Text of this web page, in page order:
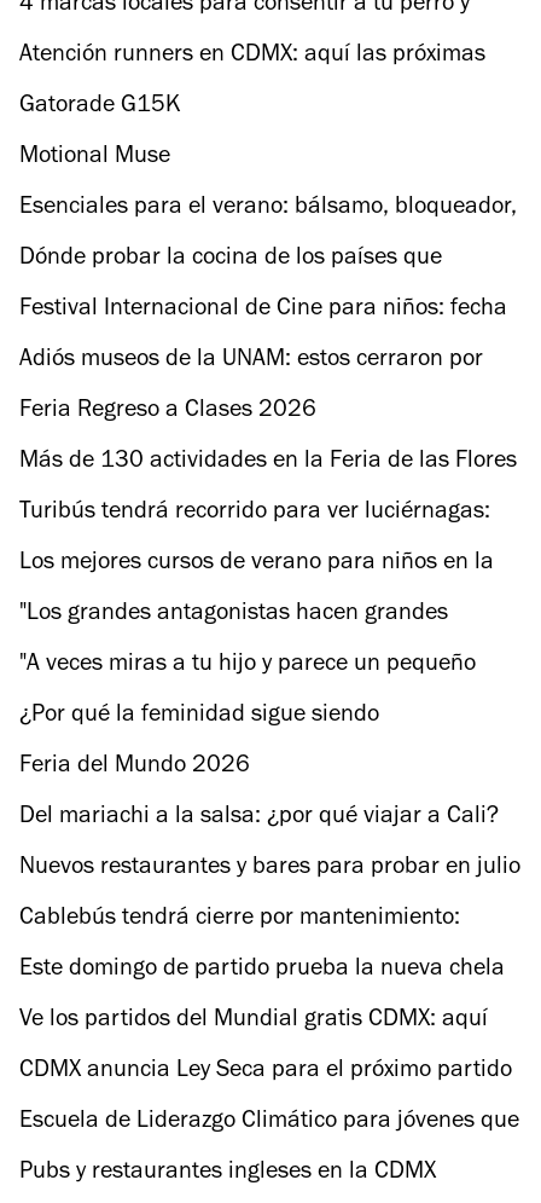
4 marcas locales para consentir a tu perro y
apoyar emprendedores
Atención runners en CDMX: aquí las próximas
carreras imperdibles
Gatorade G15K
Motional Muse
Esenciales para el verano: bálsamo, bloqueador,
joyería y más
Dónde probar la cocina de los países que
llegaron a cuartos de final
Festival Internacional de Cine para niños: fecha
y actividades
Adiós museos de la UNAM: estos cerraron por
vacaciones de verano
Feria Regreso a Clases 2026
Más de 130 actividades en la Feria de las Flores
en San Ángel
Turibús tendrá recorrido para ver luciérnagas:
conoce cuándo
Los mejores cursos de verano para niños en la
CDMX 2026
"Los grandes antagonistas hacen grandes
historias": Tony Dalton sobre Sugar
"A veces miras a tu hijo y parece un pequeño
monstruo": Rupert Grint y su viaje en Engendro
¿Por qué la feminidad sigue siendo
subestimada? El elenco de Elle responde
Feria del Mundo 2026
Del mariachi a la salsa: ¿por qué viajar a Cali?
Nuevos restaurantes y bares para probar en julio
Cablebús tendrá cierre por mantenimiento:
conoce fechas y cuándo
Este domingo de partido prueba la nueva chela
de Bussifame
Ve los partidos del Mundial gratis CDMX: aquí
sedes y pantallas
CDMX anuncia Ley Seca para el próximo partido
de México
Escuela de Liderazgo Climático para jóvenes que
buscan justicia climática
Pubs y restaurantes ingleses en la CDMX